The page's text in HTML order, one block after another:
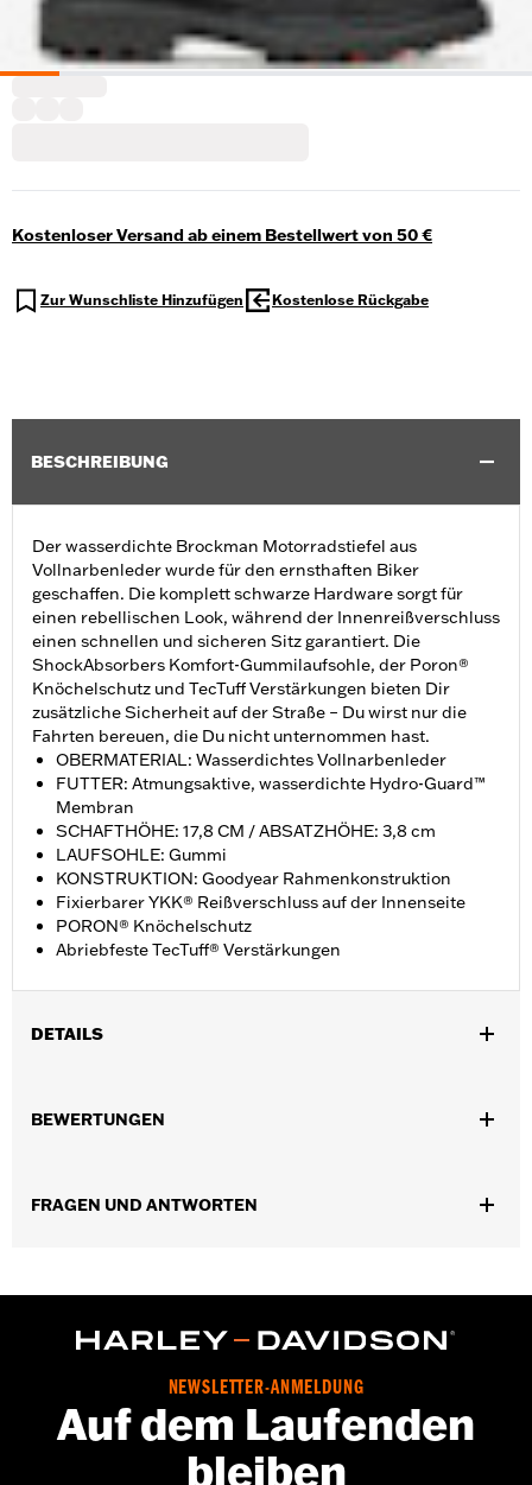
Kostenloser Versand ab einem Bestellwert von 50 €
Zur Wunschliste Hinzufügen Kostenlose Rückgabe
BESCHREIBUNG
Der wasserdichte Brockman Motorradstiefel aus
Vollnarbenleder wurde für den ernsthaften Biker
geschaffen. Die komplett schwarze Hardware sorgt für
einen rebellischen Look, während der Innenreißverschluss
einen schnellen und sicheren Sitz garantiert. Die
ShockAbsorbers Komfort-Gummilaufsohle, der Poron®
Knöchelschutz und TecTuff Verstärkungen bieten Dir
zusätzliche Sicherheit auf der Straße – Du wirst nur die
Fahrten bereuen, die Du nicht unternommen hast.
OBERMATERIAL: Wasserdichtes Vollnarbenleder
FUTTER: Atmungsaktive, wasserdichte Hydro-Guard™
Membran
SCHAFTHÖHE: 17,8 CM / ABSATZHÖHE: 3,8 cm
LAUFSOHLE: Gummi
KONSTRUKTION: Goodyear Rahmenkonstruktion
Fixierbarer YKK® Reißverschluss auf der Innenseite
PORON® Knöchelschutz
Abriebfeste TecTuff® Verstärkungen
DETAILS
Funktionsmerkmale:
ABSATZHÖHE: 3,8 cm
BEWERTUNGEN
FRAGEN UND ANTWORTEN
NEWSLETTER-ANMELDUNG
Auf dem Laufenden
bleiben